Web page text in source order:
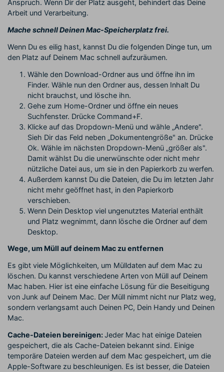
Anspruch. Wenn Dir der Platz ausgeht, behindert das Deine
Arbeit und Verarbeitung.
Mache schnell Deinen Mac-Speicherplatz frei.
Wenn Du es eilig hast, kannst Du die folgenden Dinge tun, um
den Platz auf Deinem Mac schnell aufzuräumen.
Wähle den Download-Ordner aus und öffne ihn im
Finder. Wähle nun den Ordner aus, dessen Inhalt Du
nicht brauchst, und lösche ihn.
Gehe zum Home-Ordner und öffne ein neues
Suchfenster. Drücke Command+F.
Klicke auf das Dropdown-Menü und wähle „Andere".
Sieh Dir das Feld neben „Dokumentengröße" an. Drücke
Ok. Wähle im nächsten Dropdown-Menü „größer als".
Damit wählst Du die unerwünschte oder nicht mehr
nützliche Datei aus, um sie in den Papierkorb zu werfen.
Außerdem kannst Du die Dateien, die Du im letzten Jahr
nicht mehr geöffnet hast, in den Papierkorb
verschieben.
Wenn Dein Desktop viel ungenutztes Material enthält
und Platz wegnimmt, dann lösche die Ordner auf dem
Desktop.
Wege, um Müll auf deinem Mac zu entfernen
Es gibt viele Möglichkeiten, um Mülldaten auf dem Mac zu
löschen. Du kannst verschiedene Arten von Müll auf Deinem
Mac haben. Hier ist eine einfache Lösung für die Beseitigung
von Junk auf Deinem Mac. Der Müll nimmt nicht nur Platz weg,
sondern verlangsamt auch Deinen PC, Dein Handy und Deinen
Mac.
Cache-Dateien bereinigen:Jeder Mac hat einige Dateien
gespeichert, die als Cache-Dateien bekannt sind. Einige
temporäre Dateien werden auf dem Mac gespeichert, um die
Apple-Software zu beschleunigen. Es ist besser, die Dateien